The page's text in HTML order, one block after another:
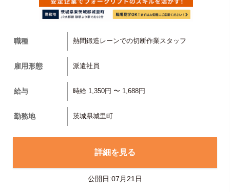
職種 熱間鍛造レーンでの切断作業スタッフ
雇用形態 派遣社員
給与 時給 1,350円 〜 1,688円
勤務地 茨城県城里町
詳細を見る
公開日:07月21日